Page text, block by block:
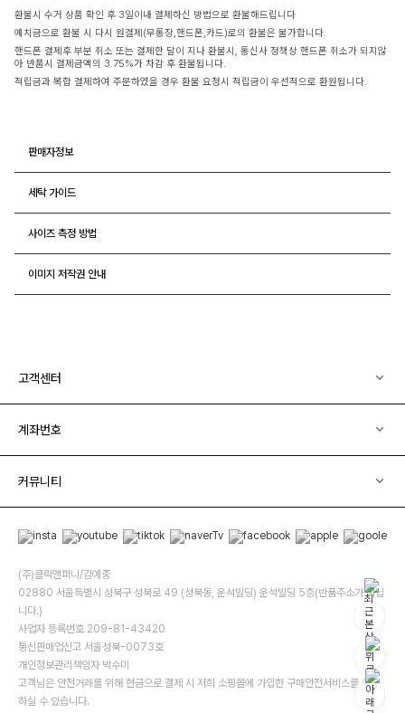
환불시 수거 상품 확인 후 3일이내 결제하신 방법으로 환불해드립니다
예치금으로 환불 시 다시 원결제(무통장,핸드폰,카드)로의 환불은 불가합니다.
핸드폰 결제후 부분 취소 또는 결제한 달이 지나 환불시, 통신사 정책상 핸드폰 취소가 되지않
아 반품시 결제금액의 3.75%가 차감 후 환불됩니다.
적립금과 복합 결제하여 주문하였을 경우 환불 요청시 적립금이 우선적으로 환원됩니다.
판매자정보
세탁 가이드
사이즈 측정 방법
이미지 저작권 안내
고객센터
계좌번호
커뮤니티
(주)클릭앤퍼니/김예중
02880 서울특별시 성북구 성북로 49 (성북동, 운석빌딩) 운석빌딩 5층(반품주소가 아닙
니다.)
사업자 등록번호 209-81-43420
통신판매업신고 서울성북-0073호
개인정보관리책임자 박수미
고객님은 안전거래를 위해 현금으로 결제 시 저희 소핑몰에 가입한 구매안전서비스를 이용
하실 수 있습니다.